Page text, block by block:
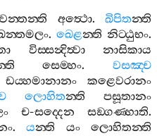
වන‍්තන‍්ති අත්‍ථො. ඛිපිතන‍්ති
. ඛෙළන‍්ති නිට‍්ඨුභං.
විස‍්සන්‍දිත්‍වා
නාසිකාය
සෙම‍්හං.වසඤ‍්ච
ඩය‍්හමානානං
කළෙවරානං
ලොහිතන‍්ති
පසූතානං
ච-සද‍්දෙන සඞ‍්ගණ‍්හාති.
. යන‍්ති යං
ලොහිතන‍්ති